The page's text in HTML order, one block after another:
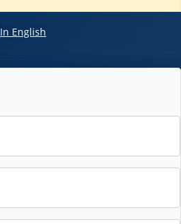
In English